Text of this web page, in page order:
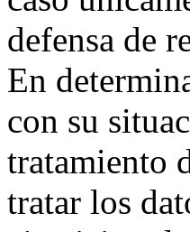
defensa de
En
con su
tratamiento
tratar los